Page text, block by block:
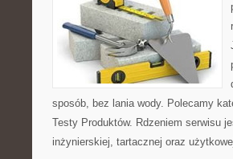
sposób, bez lania wody. Polecamy
Testy Produktów. Rdzeniem serwisu
inżynierskiej, tartacznej oraz